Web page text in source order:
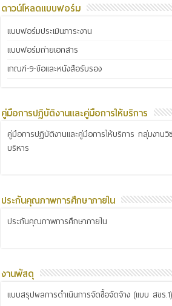
ดาวน์โหลดแบบฟอร์ม
แบบฟอร์มประเมินภาระงาน
แบบฟอร์มถ่ายเอกสาร
เกณฑ์-9-ข้อและหนังสือรับรอง
คู่มือการปฏิบัติงานและคู่มือการให้บริการ
คู่มือการปฏิบัติงานและคู่มือการให้บริการ กลุ่มงาน
บริหาร
ประกันคุณภาพการศึกษาภายใน
ประกันคุณภาพการศึกษาภายใน
งานพัสดุ
แบบสรุปผลการดำเนินการจัดซื้อจัดจ้าง (แบบ สขร.1)